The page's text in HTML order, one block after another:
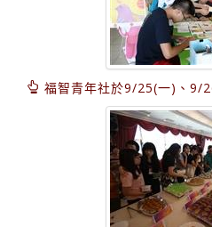
福智青年社於9/25(一)、9/